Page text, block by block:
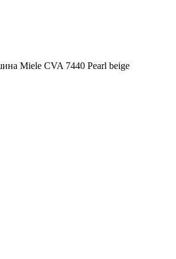
Miele CVA 7440 Pearl beige